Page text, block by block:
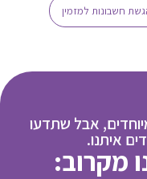
חשבונות למזמין
אבל שתדעו
מקרוב: